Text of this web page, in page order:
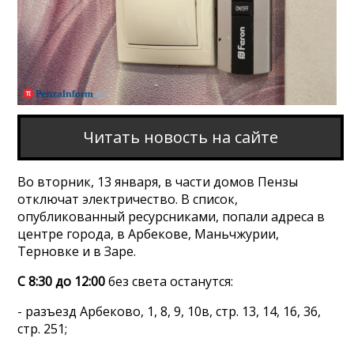
Читать новость на сайте
Во вторник, 13 января, в части домов Пензы
отключат электричество. В список,
опубликованный ресурсниками, попали адреса в
центре города, в Арбекове, Маньчжурии,
Терновке и в Заре.
С 8:30 до 12:00без света останутся:
- разъезд Арбеково, 1, 8, 9, 10в, стр. 13, 14, 16, 36,
стр. 251;